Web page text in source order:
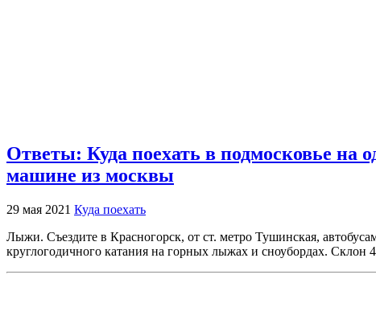
Ответы: Куда поехать в подмосковье на
машине из москвы
29 мая 2021 Куда поехать
Лыжи. Съездите в Красногорск, от ст. метро Тушинская,
круглогодичного катания на горных лыжах и сноубордах. Склон